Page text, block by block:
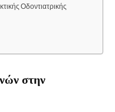
Οδοντιατρικής
στην